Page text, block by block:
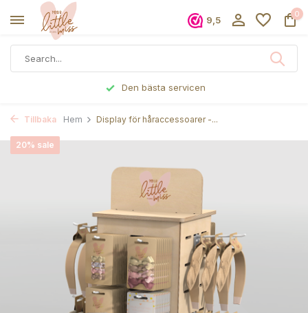
9,5
0
Den bästa servicen
Tillbaka Hem Display för håraccessoarer -...
20% sale